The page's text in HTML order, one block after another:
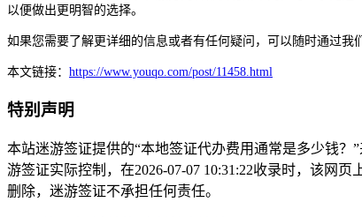
以便做出更明智的选择。
如果您需要了解更详细的信息或者有任何疑问，可以随时通过我
本文链接： https://www.youqo.com/post/11458.html
特别声明
本站迷游签证提供的“本地签证代办费用通常是多少钱
游签证实际控制，在2026-07-07 10:31:22收录时，该网
删除，迷游签证不承担任何责任。